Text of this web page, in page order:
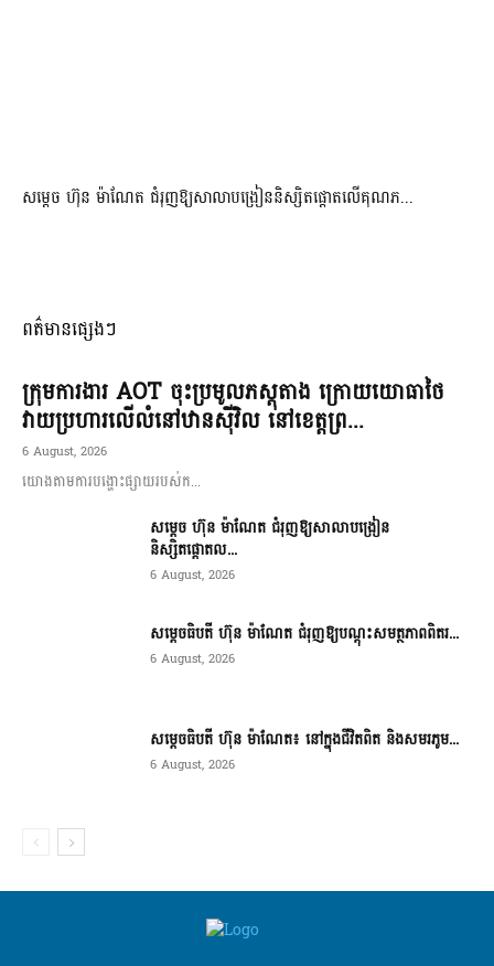
សម្តេច ហ៊ុន ម៉ាណែត ជំរុញឱ្យសាលាបង្រៀននិស្សិតផ្តោតលើគុណភ...
ពត៌មានផ្សេងៗ
ក្រុមការងារ AOT ចុះប្រមូលភស្តុតាង ក្រោយយោធាថៃ
វាយប្រហារលើលំនៅឋានស៊ីវិល នៅខេត្តព្រ...
6 August, 2026
យោងតាមការបង្ហោះផ្សាយរបស់ក...
សម្តេច ហ៊ុន ម៉ាណែត ជំរុញឱ្យសាលាបង្រៀន
និស្សិតផ្តោតល...
6 August, 2026
សម្តេចធិបតី ហ៊ុន ម៉ាណែត ជំរុញឱ្យបណ្តុះសមត្ថភាពពិតរ...
6 August, 2026
សម្តេចធិបតី ហ៊ុន ម៉ាណែត៖ នៅក្នុងជីវិតពិត និងសមរភូម...
6 August, 2026